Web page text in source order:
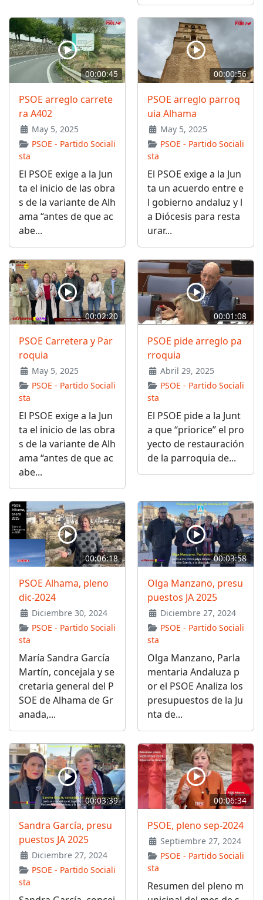
00:00:45
PSOE arreglo carrete
ra A402
May 5, 2025
PSOE - Partido Sociali
sta
El PSOE exige a la Jun
ta el inicio de las obra
s de la variante de Alh
ama “antes de que ac
abe...
00:00:56
PSOE arreglo parroq
uia Alhama
May 5, 2025
PSOE - Partido Sociali
sta
El PSOE exige a la Jun
ta un acuerdo entre e
l gobierno andaluz y l
a Diócesis para resta
urar...
00:02:20
PSOE Carretera y Par
roquia
May 5, 2025
PSOE - Partido Sociali
sta
El PSOE exige a la Jun
ta el inicio de las obra
s de la variante de Alh
ama “antes de que ac
abe...
00:01:08
PSOE pide arreglo pa
rroquia
Abril 29, 2025
PSOE - Partido Sociali
sta
El PSOE pide a la Junt
a que “priorice” el pro
yecto de restauración
de la parroquia de...
00:06:18
PSOE Alhama, pleno
dic-2024
Diciembre 30, 2024
PSOE - Partido Sociali
sta
María Sandra García
Martín, concejala y se
cretaria general del P
SOE de Alhama de Gr
anada,...
00:03:58
Olga Manzano, presu
puestos JA 2025
Diciembre 27, 2024
PSOE - Partido Sociali
sta
Olga Manzano, Parla
mentaria Andaluza p
or el PSOE Analiza los
presupuestos de la Ju
nta de...
00:03:39
Sandra García, presu
puestos JA 2025
Diciembre 27, 2024
PSOE - Partido Sociali
sta
00:06:34
PSOE, pleno sep-2024
Septiembre 27, 2024
PSOE - Partido Sociali
sta
Resumen del pleno m